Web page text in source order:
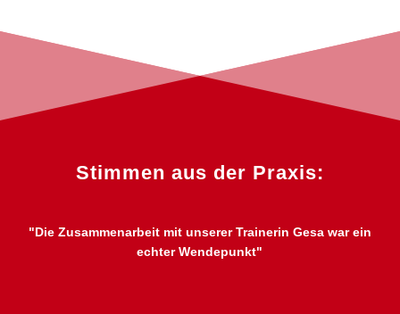
Stimmen aus der Praxis:
"Die Zusammenarbeit mit unserer Trainerin Gesa war ein
echter Wendepunkt"